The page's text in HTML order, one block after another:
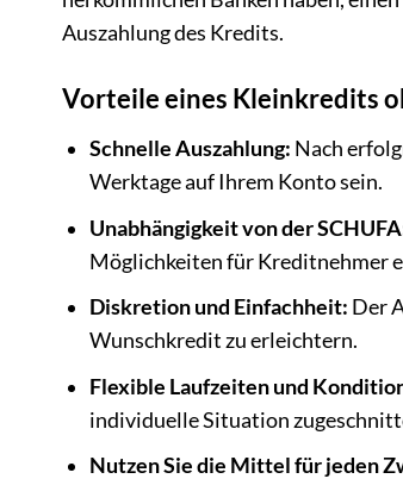
Auszahlung des Kredits.
Vorteile eines Kleinkredits
Schnelle Auszahlung: Nach
Werktage auf Ihrem Konto sein.
Unabhängigkeit von der
Möglichkeiten für Kreditnehmer
Diskretion und Einfachheit: Der
Wunschkredit zu erleichtern.
Flexible Laufzeiten und
individuelle Situation
Nutzen Sie die Mittel für jeden